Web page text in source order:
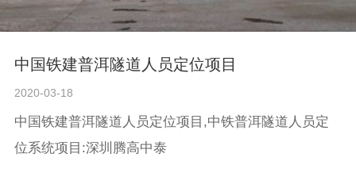
中国铁建普洱隧道人员定位项目
2020-03-18
中国铁建普洱隧道人员定位项目,中铁普洱隧道人员定
位系统项目:深圳腾高中泰